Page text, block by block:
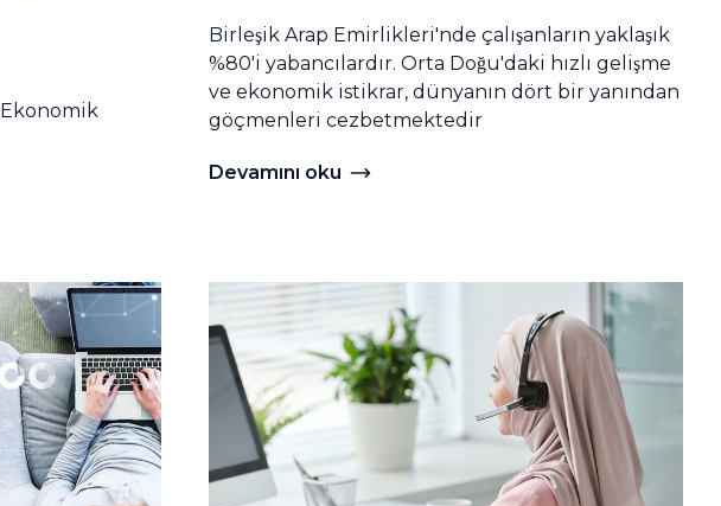
Serbest Ekonomik Bölgelerin Listesi
Birleşik Arap Emirlikleri'nde çalışanların yaklaşık
%80'i yabancılardır. Orta Doğu'daki hızlı gelişme
ve ekonomik istikrar, dünyanın dört bir yanından
göçmenleri cezbetmektedir
Devamını oku BAE'de İş Hukuku Temelleri
Devamını oku